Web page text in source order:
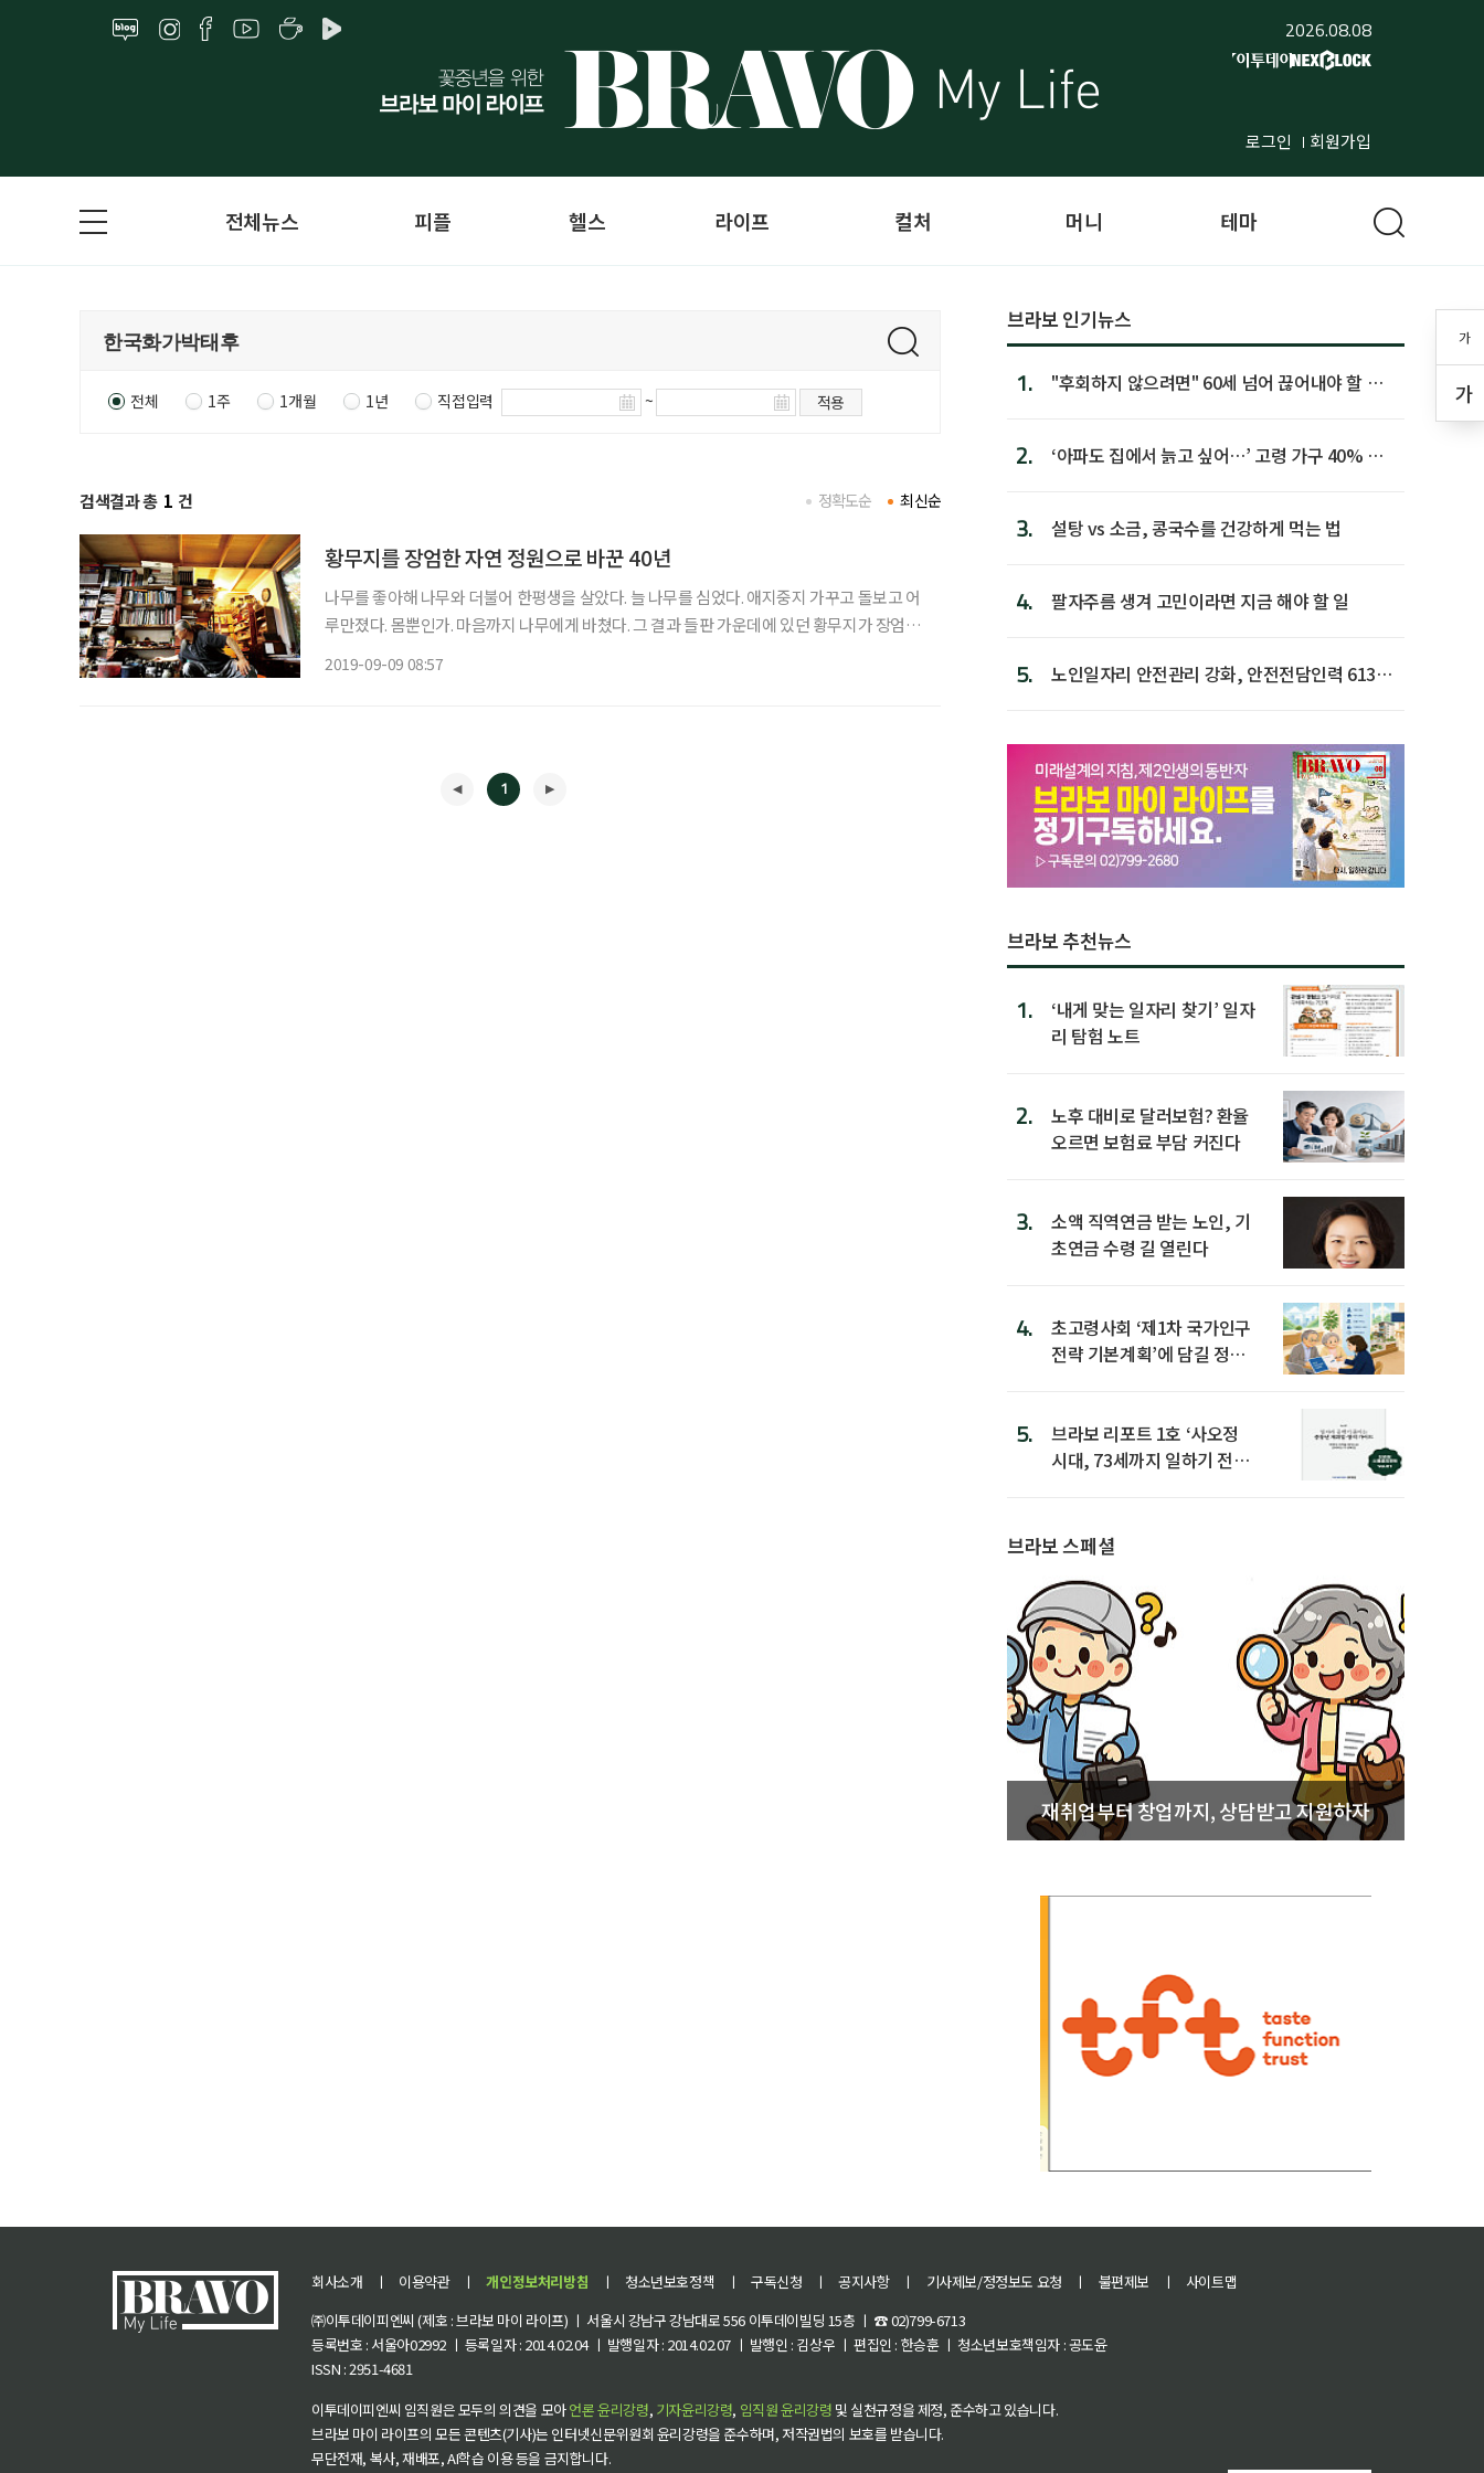
2026.08.08
로그인 회원가입
가
가
전체뉴스 피플 헬스 라이프 컬처 머니 테마
전체 1주 1개월 1년 직접입력 ~ 적용
검색결과 총 1 건 최신순
정확도순
황무지를 장엄한 자연 정원으로 바꾼 40년
나무를 좋아해 나무와 더불어 한평생을 살았다. 늘 나무를 심었다. 애지중지 가꾸고 돌보고 어
루만졌다. 몸뿐인가. 마음까지 나무에게 바쳤다. 그 결과 들판 가운데에 있던 황무지가 장엄한
2019-09-09 08:57
1
브라보 인기뉴스
1.
"후회하지 않으려면" 60세 넘어 끊어내야 할 사
2.
‘아파도 집에서 늙고 싶어…’ 고령 가구 40% 노
3. 설탕 vs 소금, 콩국수를 건강하게 먹는 법
4. 팔자주름 생겨 고민이라면 지금 해야 할 일
5.
노인일자리 안전관리 강화, 안전전담인력 613명
브라보 추천뉴스
1.
‘내게 맞는 일자리 찾기’ 일자
리 탐험 노트
2.
노후 대비로 달러보험? 환율
오르면 보험료 부담 커진다
3.
소액 직역연금 받는 노인, 기
초연금 수령 길 열린다
4.
초고령사회 ‘제1차 국가인구
전략 기본계획’에 담길 정책
5.
브라보 리포트 1호 ‘사오정
시대, 73세까지 일하기 전략’
브라보 스페셜
재취업부터 창업까지, 상담받고 지원하자
회사소개 ㅣ 이용약관 ㅣ 개인정보처리방침 ㅣ 청소년보호정책 ㅣ 구독신청 ㅣ 공지사항 ㅣ 기사제보/정정보도 요청 ㅣ 불편제보 ㅣ
사이트맵
㈜이투데이피엔씨 (제호 : 브라보 마이 라이프) ㅣ 서울시 강남구 강남대로 556 이투데이빌딩 15층 ㅣ ☎ 02)799-6713
등록번호 : 서울아02992 ㅣ 등록일자 : 2014.02.04 ㅣ 발행일자 : 2014.02.07 ㅣ 발행인 : 김상우 ㅣ 편집인 : 한승훈 ㅣ 청소년보호책임자 : 공도윤
ISSN : 2951-4681
이투데이피엔씨 임직원은 모두의 의견을 모아언론 윤리강령, 기자윤리강령, 임직원 윤리강령 및 실천규정을 제정, 준수하고 있습니다.
브라보 마이 라이프의 모든 콘텐츠(기사)는 인터넷신문위원회 윤리강령을 준수하며, 저작권법의 보호를 받습니다.
무단전재, 복사, 재배포, AI학습 이용 등을 금지합니다.